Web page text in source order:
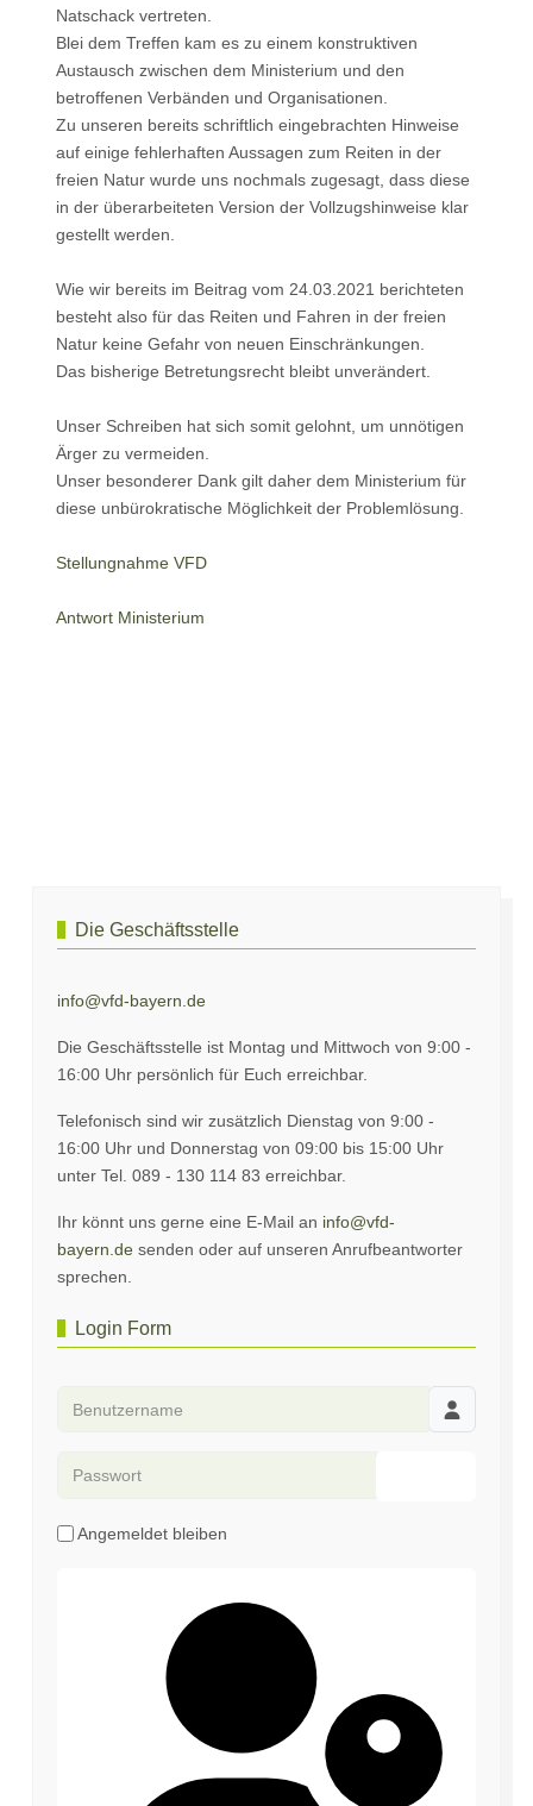
Natschack vertreten.
Blei dem Treffen kam es zu einem konstruktiven
Austausch zwischen dem Ministerium und den
betroffenen Verbänden und Organisationen.
Zu unseren bereits schriftlich eingebrachten Hinweise
auf einige fehlerhaften Aussagen zum Reiten in der
freien Natur wurde uns nochmals zugesagt, dass diese
in der überarbeiteten Version der Vollzugshinweise klar
gestellt werden.
Wie wir bereits im Beitrag vom 24.03.2021 berichteten
besteht also für das Reiten und Fahren in der freien
Natur keine Gefahr von neuen Einschränkungen.
Das bisherige Betretungsrecht bleibt unverändert.
Unser Schreiben hat sich somit gelohnt, um unnötigen
Ärger zu vermeiden.
Unser besonderer Dank gilt daher dem Ministerium für
diese unbürokratische Möglichkeit der Problemlösung.
Stellungnahme VFD
Antwort Ministerium
Die Geschäftsstelle
info@vfd-bayern.de
Die Geschäftsstelle ist Montag und Mittwoch von 9:00 -
16:00 Uhr persönlich für Euch erreichbar.
Telefonisch sind wir zusätzlich Dienstag von 9:00 -
16:00 Uhr und Donnerstag von 09:00 bis 15:00 Uhr
unter Tel. 089 - 130 114 83 erreichbar.
Ihr könnt uns gerne eine E-Mail an info@vfd-
bayern.de senden oder auf unseren Anrufbeantworter
sprechen.
Login Form
Angemeldet bleiben